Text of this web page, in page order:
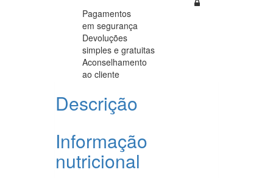
Pagamentos
em segurança
Devoluções
simples e gratuitas
Aconselhamento
ao cliente
Descrição
Informação
nutricional